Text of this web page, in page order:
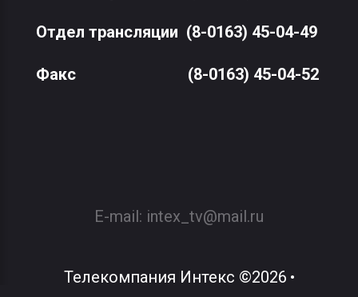
Отдел трансляции (8-0163) 45-04-49
Факс(8-0163) 45-04-52
E-mail: intex_tv@mail.ru
Телекомпания Интекс ©2026